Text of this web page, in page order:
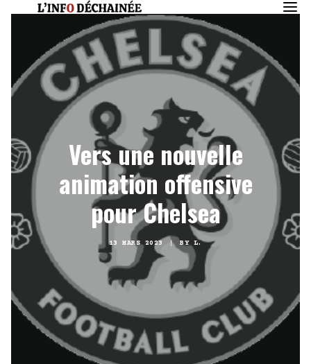
Vers une nouvelle
animation offensive
pour Chelsea
13 MARS 2023 | BY L.